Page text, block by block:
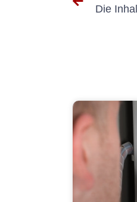
Die